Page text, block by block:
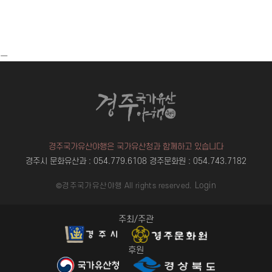
ㅡ
경주국가유산야행은 국가유산청과 함께하고 있습니다
경주시 문화유산과 : 054.779.6108 경주문화원 : 054.743.7182
©경주국가유산야행 All rights reserved. Login
주최/주관
후원